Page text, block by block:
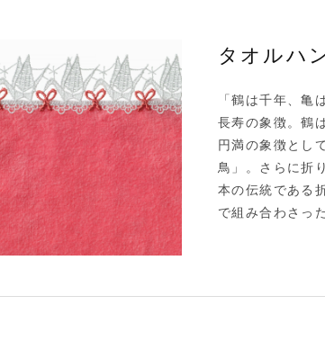
タオルハ
「鶴は千年、亀
長寿の象徴。鶴
円満の象徴とし
鳥」。さらに折
本の伝統である
で組み合わさっ